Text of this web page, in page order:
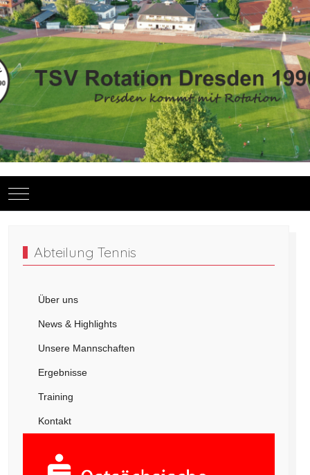
Mobile Menu Toggle
Abteilung Tennis
Über uns
News & Highlights
Unsere Mannschaften
Ergebnisse
Training
Kontakt